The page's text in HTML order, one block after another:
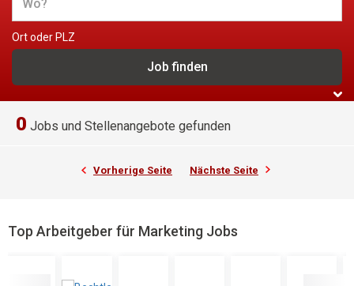
Ort oder PLZ
0 Jobs und Stellenangebote gefunden
Vorherige Seite Nächste Seite
Top Arbeitgeber für Marketing Jobs